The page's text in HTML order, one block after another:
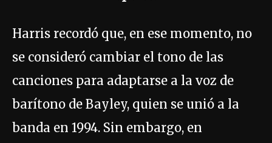
Harris recordó que, en ese momento, no
se consideró cambiar el tono de las
canciones para adaptarse a la voz de
barítono de Bayley, quien se unió a la
banda en 1994. Sin embargo, en